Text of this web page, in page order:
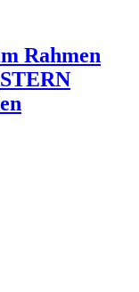
Rahmen